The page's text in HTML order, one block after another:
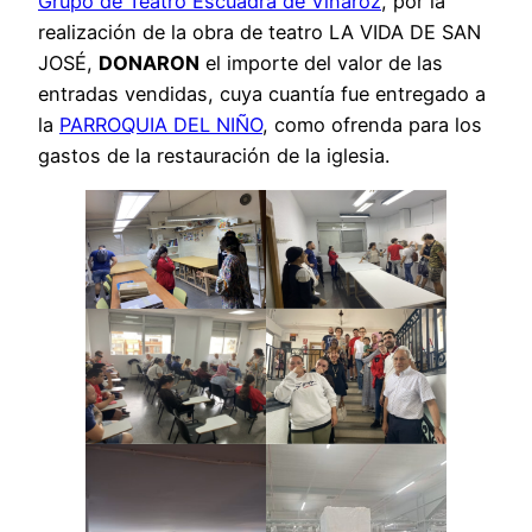
realización de la obra de teatro LA VIDA DE SAN
JOSÉ, DONARON el importe del valor de las
entradas vendidas, cuya cuantía fue entregado a
la PARROQUIA DEL NIÑO, como ofrenda para los
gastos de la restauración de la iglesia.